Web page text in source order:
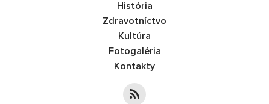
História
Zdravotníctvo
Kultúra
Fotogaléria
Kontakty